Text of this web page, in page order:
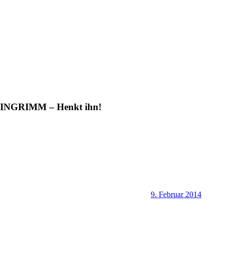
INGRIMM – Henkt ihn!
9. Februar 2014